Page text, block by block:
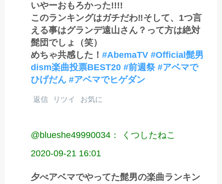
いやーおもろかった!!!!
このランキングはガチだわ‼️そして、1つ言
える事はグランデ遠山さん？って方は絶対
髭団でしょ（笑）
めちゃ共感した！#AbemaTV #Official髭男
dism楽曲投票BEST20 #前週祭 #アベマで
ひげだん #アベマでヒゲダン
返信 リツイ お気に
@blueshe49990034： くつしたねこ
2020-09-21 16:01
夕べアベマでやってた髭男の楽曲ランキン